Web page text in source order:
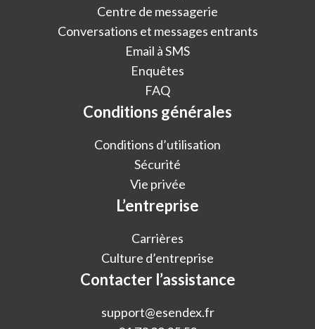
Centre de messagerie
Conversations et messages entrants
Email à SMS
Enquêtes
FAQ
Conditions générales
Conditions d’utilisation
Sécurité
Vie privée
L’entreprise
Carrières
Culture d’entreprise
Contacter l’assistance
support@esendex.fr